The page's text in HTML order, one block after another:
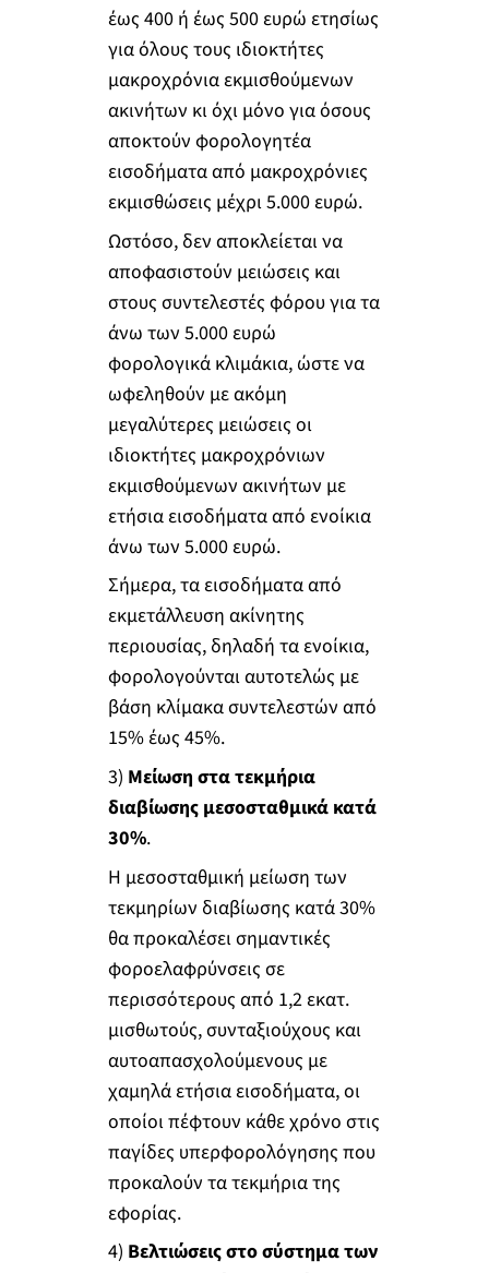
έως 400 ή έως 500 ευρώ ετησίως
για όλους τους ιδιοκτήτες
μακροχρόνια εκμισθούμενων
ακινήτων κι όχι μόνο για όσους
αποκτούν φορολογητέα
εισοδήματα από μακροχρόνιες
εκμισθώσεις μέχρι 5.000 ευρώ.
Ωστόσο, δεν αποκλείεται να
αποφασιστούν μειώσεις και
στους συντελεστές φόρου για τα
άνω των 5.000 ευρώ
φορολογικά κλιμάκια, ώστε να
ωφεληθούν με ακόμη
μεγαλύτερες μειώσεις οι
ιδιοκτήτες μακροχρόνιων
εκμισθούμενων ακινήτων με
ετήσια εισοδήματα από ενοίκια
άνω των 5.000 ευρώ.
Σήμερα, τα εισοδήματα από
εκμετάλλευση ακίνητης
περιουσίας, δηλαδή τα ενοίκια,
φορολογούνται αυτοτελώς με
βάση κλίμακα συντελεστών από
15% έως 45%.
3) Μείωση στα τεκμήρια
διαβίωσης μεσοσταθμικά κατά
30%.
Η μεσοσταθμική μείωση των
τεκμηρίων διαβίωσης κατά 30%
θα προκαλέσει σημαντικές
φοροελαφρύνσεις σε
περισσότερους από 1,2 εκατ.
μισθωτούς, συνταξιούχους και
αυτοαπασχολούμενους με
χαμηλά ετήσια εισοδήματα, οι
οποίοι πέφτουν κάθε χρόνο στις
παγίδες υπερφορολόγησης που
προκαλούν τα τεκμήρια της
εφορίας.
4) Βελτιώσεις στο σύστημα των